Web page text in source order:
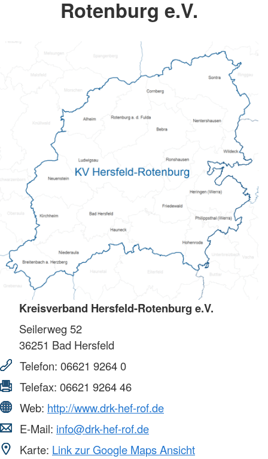
Rotenburg e.V.
Kreisverband Hersfeld-Rotenburg e.V.
Seilerweg 52
36251 Bad Hersfeld
Telefon: 06621 9264 0
Telefax: 06621 9264 46
Web: http://www.drk-hef-rof.de
E-Mail: info@drk-hef-rof.de
Karte: Link zur Google Maps Ansicht